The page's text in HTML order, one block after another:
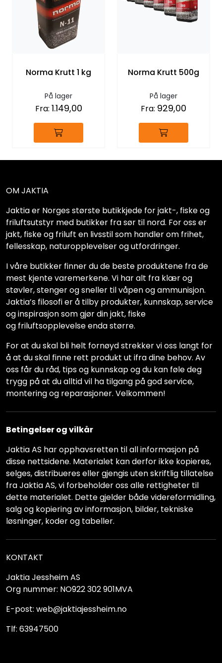
Norma Krutt 1 kg
På lager
Fra: 1.149,00
Norma Krutt 500g
På lager
Fra: 929,00
OM JAKTIA
Jaktia er Norges største butikkjede for jakt-, fiske og
friluftsutstyr med butikker fra sør til nord. For oss er
jakt, fiske og friluft en livsstil som handler om frihet,
fellesskap, naturopplevelser og utfordringer.
I våre butikker finner du de beste produktene fra de
mest kjente varemerkene. Vi har alt fra klær og
støvler, stenger og sneller til våpen og ammunisjon.
Jaktia’s filosofi er å tilby produkter, kunnskap, service
og inspirasjon som gjør din jakt, fiske
og friluftsopplevelse enda større.
For at du skal bli helt fornøyd strekker vi oss langt for
å at du skal finne rett produkt ut ifra dine behov. Av
oss får du råd, tips og kunnskap og du kan føle deg
trygg på at du alltid vil ha tilgang på god service,
montering og reparasjoner. Velkommen!
Betingelser og vilkår
Jaktia AS har opphavsretten til all informasjon på
disse nettsidene. Materialet kan derfor ikke kopieres,
selges, distribueres eller gjengis uten skriftlig tillatelse
fra Jaktia AS, vi forbeholder oss alle rettigheter til
dette materialet. Dette gjelder både videreformidling,
salg og kopiering av informasjon, bilder, tekniske
løsninger, koder og tabeller.
KONTAKT
Jaktia Jessheim AS
Org nummer: NO922 302 901MVA
E-post: web@jaktiajessheim.no
Tlf: 63947500